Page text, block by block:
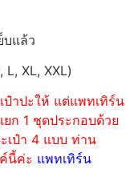
บแล้ว
XL, XXL)
ป๋าปะให้ แต่แพทเทิร์น
ยก 1 ชุดประกอบด้วย
เป๋า 4 แบบ ท่าน
นี้ค่ะ แพทเทิร์น